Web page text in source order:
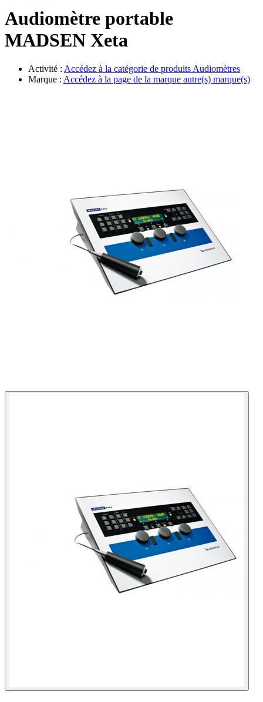
Audiomètre portable
MADSEN Xeta
Activité : Accédez à la catégorie de produits Audiomètres
Marque : Accédez à la page de la marque autre(s) marque(s)